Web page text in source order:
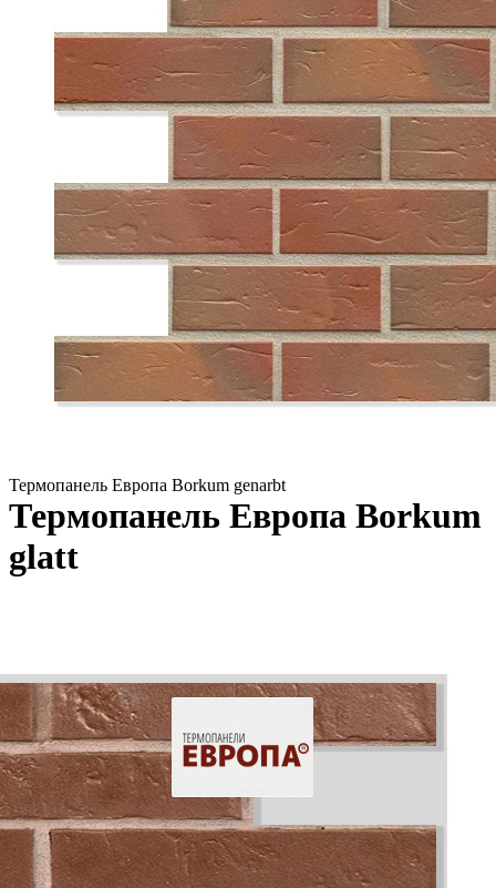
Термопанель Европа Borkum genarbt
Термопанель Европа Borkum
glatt